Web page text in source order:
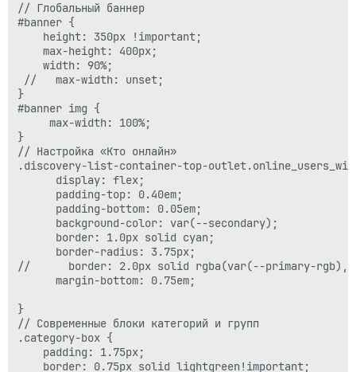
// Глобальный баннер
#banner {
    height: 350px !important;
    max-height: 400px;
    width: 90%;
//   max-width: unset;
}
#banner img {
     max-width: 100%;
}
// Настройка «Кто онлайн»
.discovery-list-container-top-
      display: flex;
      padding-top: 0.40em;
      padding-bottom: 0.05em;
      background-color: var(--secondary);
      border: 1.0px solid cyan;
      border-radius: 3.75px;
//      border: 2.0px solid rgba(var(--primary-rgb),
      margin-bottom: 0.75em;
}
// Современные блоки категорий и групп
.category-box {
    padding: 1.75px;
    border: 0.75px solid lightgreen!important;